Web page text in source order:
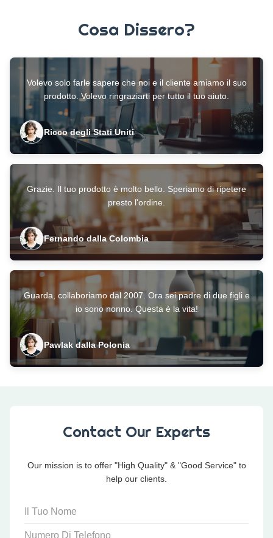
Cosa Dissero?
Volevo solo farle sapere che noi e il cliente amiamo il suo
prodotto. Volevo ringraziarti per tutto il tuo aiuto.
Ricco degli Stati Uniti
Grazie. Il tuo prodotto è molto bello. Speriamo di ripetere
presto l'ordine.
Fernando dalla Colombia
Guarda, collaboriamo dal 2007. Ora sei padre di due figli e
io sono nonno. Questa è la vita!
Pawlak dalla Polonia
Contact Our Experts
Our mission is to offer "High Quality" & "Good Service" to
help our clients.